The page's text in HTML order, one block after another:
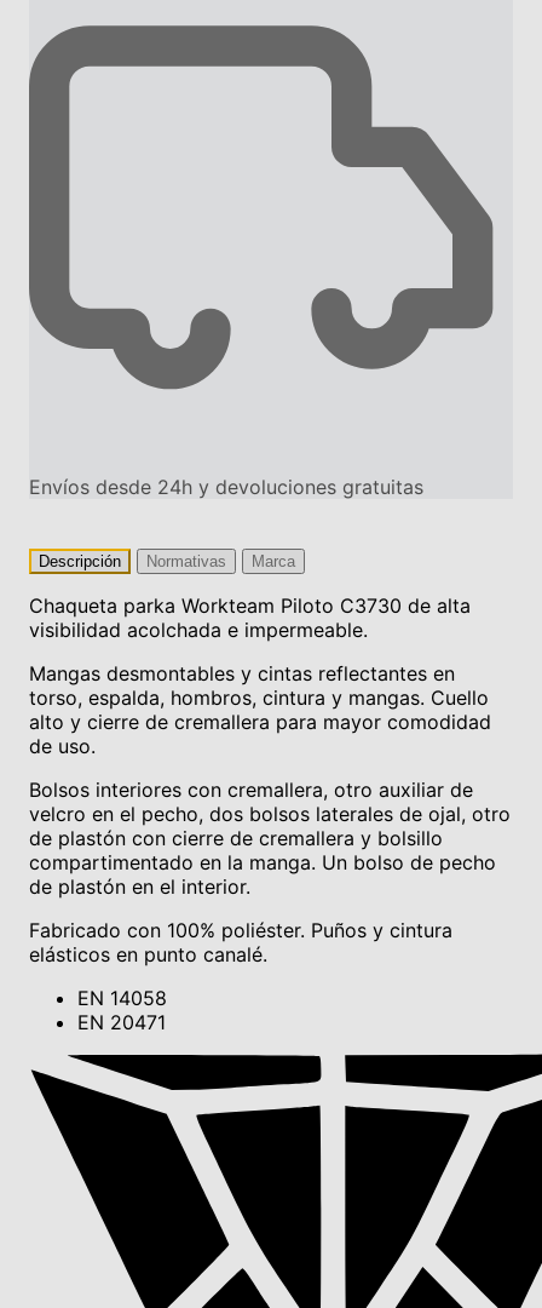
Envíos desde 24h y devoluciones gratuitas
Descripción Normativas Marca
Chaqueta parka Workteam Piloto C3730 de alta
visibilidad acolchada e impermeable.
Mangas desmontables y cintas reflectantes en
torso, espalda, hombros, cintura y mangas. Cuello
alto y cierre de cremallera para mayor comodidad
de uso.
Bolsos interiores con cremallera, otro auxiliar de
velcro en el pecho, dos bolsos laterales de ojal, otro
de plastón con cierre de cremallera y bolsillo
compartimentado en la manga. Un bolso de pecho
de plastón en el interior.
Fabricado con 100% poliéster. Puños y cintura
elásticos en punto canalé.
EN 14058
EN 20471